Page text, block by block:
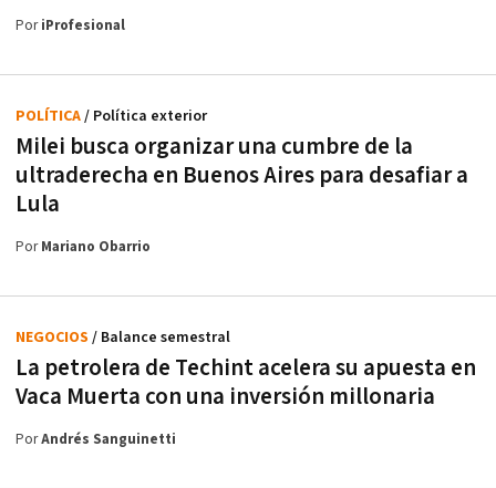
PoriProfesional
Milei busca organizar una cumbre de la
ultraderecha en Buenos Aires para desafiar a
Lula
POLÍTICA/ Política exterior
PorMariano Obarrio
La petrolera de Techint acelera su apuesta en
Vaca Muerta con una inversión millonaria
NEGOCIOS / Balance semestral
PorAndrés Sanguinetti